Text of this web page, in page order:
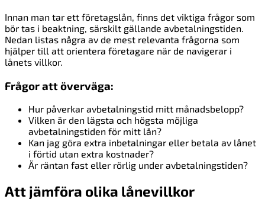
Innan man tar ett företagslån, finns det viktiga frågor som
bör tas i beaktning, särskilt gällande avbetalningstiden.
Nedan listas några av de mest relevanta frågorna som
hjälper till att orientera företagare när de navigerar i
lånets villkor.
Frågor att överväga:
Hur påverkar avbetalningstid mitt månadsbelopp?
Vilken är den lägsta och högsta möjliga
avbetalningstiden för mitt lån?
Kan jag göra extra inbetalningar eller betala av lånet
i förtid utan extra kostnader?
Är räntan fast eller rörlig under avbetalningstiden?
Att jämföra olika lånevillkor